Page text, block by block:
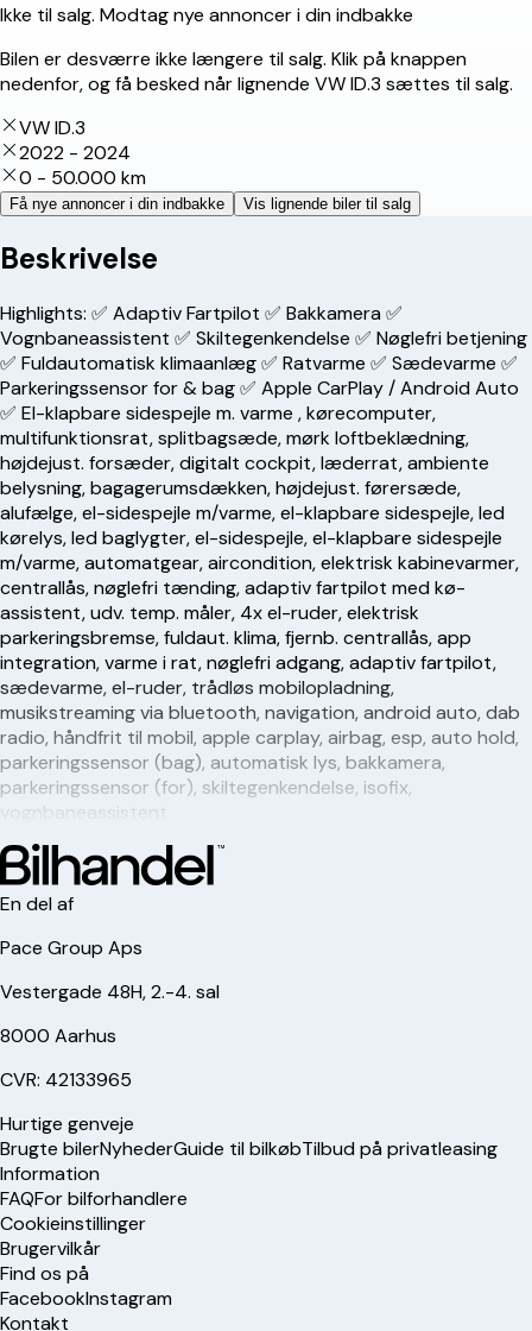
Ikke til salg. Modtag nye annoncer i din indbakke
Bilen er desværre ikke længere til salg. Klik på knappen
nedenfor, og få besked når lignende VW ID.3 sættes til salg.
VW ID.3
2022 - 2024
0 - 50.000 km
Få nye annoncer i din indbakke Vis lignende biler til salg
Beskrivelse
Highlights: ✅ Adaptiv Fartpilot ✅ Bakkamera ✅
Vognbaneassistent ✅ Skiltegenkendelse ✅ Nøglefri betjening
✅ Fuldautomatisk klimaanlæg ✅ Ratvarme ✅ Sædevarme ✅
Parkeringssensor for & bag ✅ Apple CarPlay / Android Auto
✅ El-klapbare sidespejle m. varme , kørecomputer,
multifunktionsrat, splitbagsæde, mørk loftbeklædning,
højdejust. forsæder, digitalt cockpit, læderrat, ambiente
belysning, bagagerumsdækken, højdejust. førersæde,
alufælge, el-sidespejle m/varme, el-klapbare sidespejle, led
kørelys, led baglygter, el-sidespejle, el-klapbare sidespejle
m/varme, automatgear, aircondition, elektrisk kabinevarmer,
centrallås, nøglefri tænding, adaptiv fartpilot med kø-
assistent, udv. temp. måler, 4x el-ruder, elektrisk
parkeringsbremse, fuldaut. klima, fjernb. centrallås, app
integration, varme i rat, nøglefri adgang, adaptiv fartpilot,
sædevarme, el-ruder, trådløs mobilopladning,
musikstreaming via bluetooth, navigation, android auto, dab
radio, håndfrit til mobil, apple carplay, airbag, esp, auto hold,
parkeringssensor (bag), automatisk lys, bakkamera,
parkeringssensor (for), skiltegenkendelse, isofix,
vognbaneassistent
En del af
Pace Group Aps
Vestergade 48H, 2.-4. sal
8000 Aarhus
CVR: 42133965
Hurtige genveje
Brugte bilerNyhederGuide til bilkøbTilbud på privatleasing
Information
FAQFor bilforhandlere
Cookieinstillinger
Brugervilkår
Find os på
FacebookInstagram
Kontakt